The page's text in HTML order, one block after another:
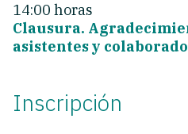
14:00 horas
Clausura.
asistentes y
Inscripción